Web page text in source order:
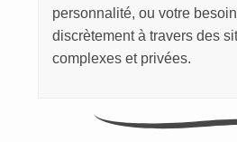
personnalité, ou votre
discrètement à travers des
complexes et privées.